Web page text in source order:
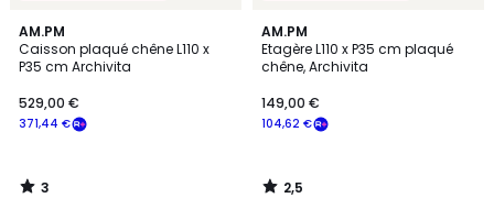
AM.PM
Caisson plaqué chêne L110 x
P35 cm Archivita
371,44 €
529,00 €
3
/
5
3
/
AM.PM
Etagère L110 x P35 cm plaqué
chêne, Archivita
104,62 €
149,00 €
2,5
/ 5
2,5
/